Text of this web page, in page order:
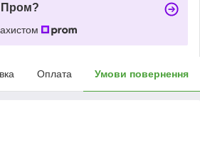
Пром?
Оплата Умови повернення